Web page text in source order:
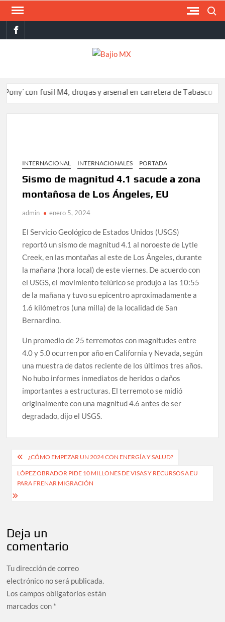
Saltar
contenidofacebook
con fusil M4, drogas y arsenal en carretera de Tabasco
INTERNACIONAL INTERNACIONALES PORTADA
Sismo de magnitud 4.1 sacude a zona
montañosa de Los Ángeles, EU
admin enero 5, 2024
El Servicio Geológico de Estados Unidos (USGS)
reportó un sismo de magnitud 4.1 al noroeste de Lytle
Creek, en las montañas al este de Los Ángeles, durante
la mañana (hora local) de este viernes. De acuerdo con
el USGS, el movimiento telúrico se produjo a las 10:55
de la mañana y tuvo su epicentro aproximadamente a
1.6 kilómetros (una milla) de la localidad de San
Bernardino.
Un promedio de 25 terremotos con magnitudes entre
4.0 y 5.0 ocurren por año en California y Nevada, según
una muestra de datos reciente de los últimos tres años.
No hubo informes inmediatos de heridos o daños
importantes a estructuras. El terremoto se midió
originalmente con una magnitud 4.6 antes de ser
degradado, dijo el USGS.
Navegación
de
entradas
¿CÓMO EMPEZAR UN 2024 CON ENERGÍA Y SALUD?
LÓPEZ OBRADOR PIDE 10 MILLONES DE VISAS Y RECURSOS A EU
PARA FRENAR MIGRACIÓN
Deja un
comentario
Tu dirección de correo
electrónico no será publicada.
Los campos obligatorios están
marcados con *